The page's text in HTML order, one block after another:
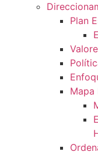
Plan
Mapa